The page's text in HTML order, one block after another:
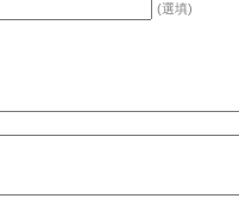
(選填)